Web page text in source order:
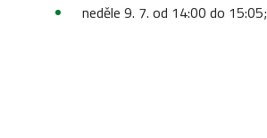
neděle 9. 7. od 14:00 do